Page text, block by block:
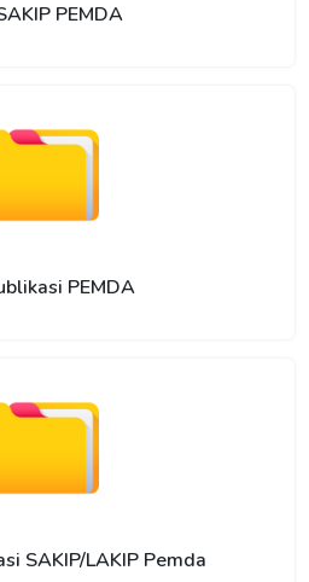
PEMDA
PEMDA
SAKIP/LAKIP Pemda